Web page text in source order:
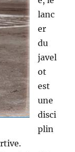
lanc
er
du
javel
ot
est
une
disci
plin